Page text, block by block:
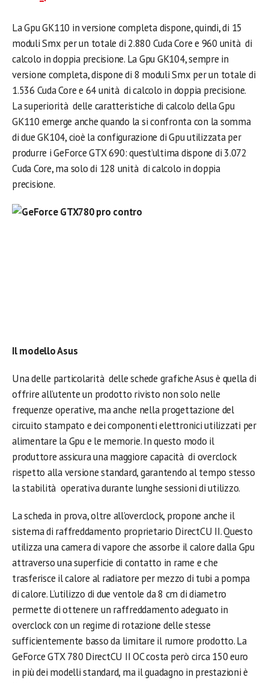
La Gpu GK110 in versione completa dispone, quindi, di 15
moduli Smx per un totale di 2.880 Cuda Core e 960 unità di
calcolo in doppia precisione. La Gpu GK104, sempre in
versione completa, dispone di 8 moduli Smx per un totale di
1.536 Cuda Core e 64 unità di calcolo in doppia precisione.
La superiorità delle caratteristiche di calcolo della Gpu
GK110 emerge anche quando la si confronta con la somma
di due GK104, cioè la configurazione di Gpu utilizzata per
produrre i GeForce GTX 690: quest’ultima dispone di 3.072
Cuda Core, ma solo di 128 unità di calcolo in doppia
precisione.
Il modello Asus
Una delle particolarità delle schede grafiche Asus è quella di
offrire all’utente un prodotto rivisto non solo nelle
frequenze operative, ma anche nella progettazione del
circuito stampato e dei componenti elettronici utilizzati per
alimentare la Gpu e le memorie. In questo modo il
produttore assicura una maggiore capacità di overclock
rispetto alla versione standard, garantendo al tempo stesso
la stabilità operativa durante lunghe sessioni di utilizzo.
La scheda in prova, oltre all’overclock, propone anche il
sistema di raffreddamento proprietario DirectCU II. Questo
utilizza una camera di vapore che assorbe il calore dalla Gpu
attraverso una superficie di contatto in rame e che
trasferisce il calore al radiatore per mezzo di tubi a pompa
di calore. L’utilizzo di due ventole da 8 cm di diametro
permette di ottenere un raffreddamento adeguato in
overclock con un regime di rotazione delle stesse
sufficientemente basso da limitare il rumore prodotto. La
GeForce GTX 780 DirectCU II OC costa però circa 150 euro
in più dei modelli standard, ma il guadagno in prestazioni è